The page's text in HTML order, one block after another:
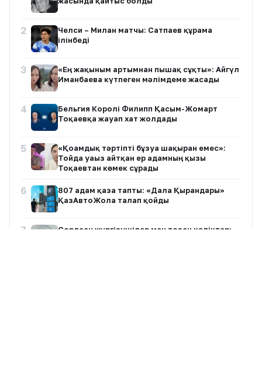
2
Челси – Милан матчы: Сатпаев құрамға
ілінбеді
3
«Ең жақыным артымнан пышақ сұқты»: Айгүл
Иманбаева күтпеген мәлімдеме жасады
4
Бельгия Королі Филипп Қасым-Жомарт
Тоқаевқа жауап хат жолдады
5
«Қоғамдық тәртіпті бұзуға шақырған емес»:
Тойда уағыз айтқан ер адамның қызы
Тоқаевтан көмек сұрады
6
807 адам қаза тапты: «Дала Қырандары»
ҚазАвтоЖолға талап қойды
7
Сорлаған жүргізушілер мен тозған көліктер: